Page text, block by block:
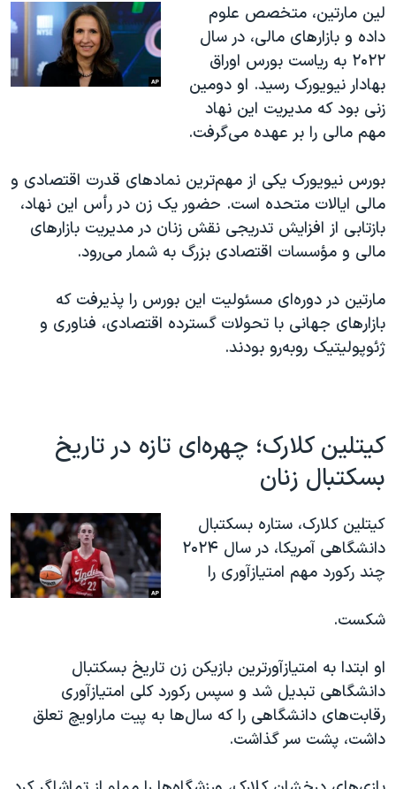
لین مارتین، متخصص علوم
داده و بازارهای مالی، در سال
۲۰۲۲ به ریاست بورس اوراق
بهادار نیویورک رسید. او دومین
زنی بود که مدیریت این نهاد
مهم مالی را بر عهده می‌گرفت.
بورس نیویورک یکی از مهم‌ترین نمادهای قدرت اقتصادی و
مالی ایالات متحده است. حضور یک زن در رأس این نهاد،
بازتابی از افزایش تدریجی نقش زنان در مدیریت بازارهای
مالی و مؤسسات اقتصادی بزرگ به شمار می‌رود.
مارتین در دوره‌ای مسئولیت این بورس را پذیرفت که
بازارهای جهانی با تحولات گسترده اقتصادی، فناوری و
ژئوپولیتیک روبه‌رو بودند.
کیتلین کلارک؛ چهره‌ای تازه در تاریخ
بسکتبال زنان
کیتلین کلارک، ستاره بسکتبال
دانشگاهی آمریکا، در سال ۲۰۲۴
چند رکورد مهم امتیازآوری را
شکست.
او ابتدا به امتیازآورترین بازیکن زن تاریخ بسکتبال
دانشگاهی تبدیل شد و سپس رکورد کلی امتیازآوری
رقابت‌های دانشگاهی را که سال‌ها به پیت ماراویچ تعلق
داشت، پشت سر گذاشت.